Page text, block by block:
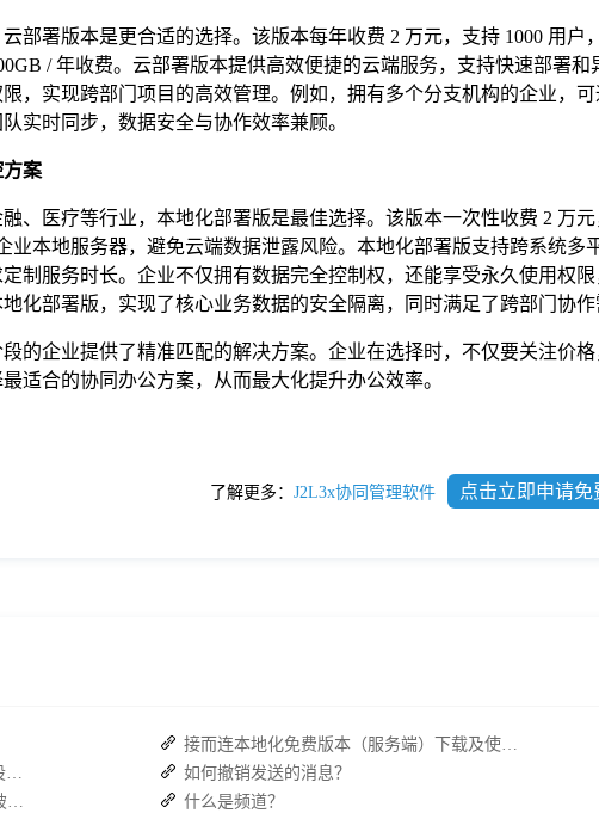
部署版本是更合适的选择。该版本每年收费 2 万元，支持 1000 用户
/ 年收费。云部署版本提供高效便捷的云端服务，支持快速部署和
，实现跨部门项目的高效管理。例如，拥有多个分支机构的企业，
实时同步，数据安全与协作效率兼顾。
案
、医疗等行业，本地化部署版是最佳选择。该版本一次性收费 2 万元
业本地服务器，避免云端数据泄露风险。本地化部署版支持跨系统多
制服务时长。企业不仅拥有数据完全控制权，还能享受永久使用权限
化部署版，实现了核心业务数据的安全隔离，同时满足了跨部门协作
的企业提供了精准匹配的解决方案。企业在选择时，不仅要关注价
适合的协同办公方案，从而最大化提升办公效率。
了解更多： J2L3x协同管理软件 点击立即申请免
如何撤销发送的消息？
什么是频道？